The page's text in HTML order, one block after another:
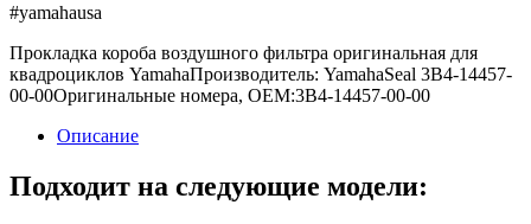
#yamahausa
Прокладка короба воздушного фильтра оригинальная для
квадроциклов YamahaПроизводитель: YamahaSeal 3B4-14457-
00-00Оригинальные номера, OEM:3B4-14457-00-00
Описание
Подходит на следующие модели: